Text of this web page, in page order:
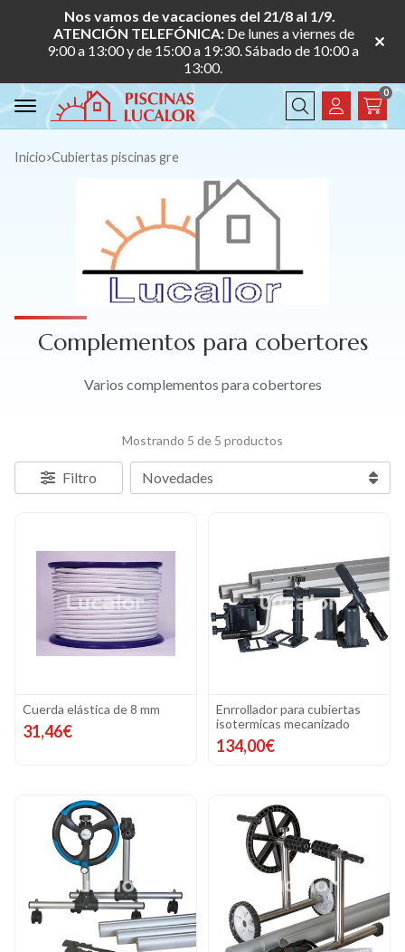
Nos vamos de vacaciones del 21/8 al 1/9.
ATENCIÓN TELEFÓNICA: De lunes a viernes de
9:00 a 13:00 y de 15:00 a 19:30. Sábado de 10:00 a
13:00.
Buscar
0
Inicio cubiertas piscinas gre
Complementos para cobertores
Varios complementos para cobertores
Mostrando 5 de 5 productos
Filtro
Cuerda elástica de 8 mm
31,46€
Enrrollador para cubiertas
isotermicas mecanizado
134,00€